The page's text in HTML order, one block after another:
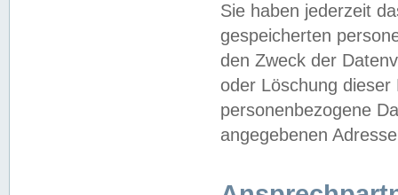
Sie haben jederzeit
gespeicherten
den Zweck der
oder Löschung
personenbezogene
angegebenen